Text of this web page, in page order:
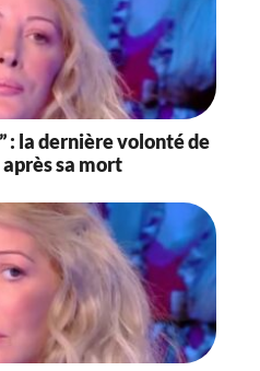
: la dernière volonté de
sa mort